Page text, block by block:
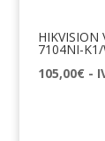
HIKVISION
7104NI-
105,00€ -